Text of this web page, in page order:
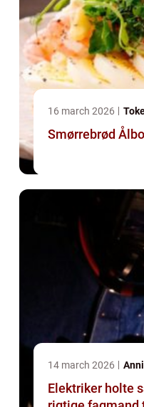
16 march 2026
Smørrebrød
14 march 2026
Elektriker holte sådan vælger du den